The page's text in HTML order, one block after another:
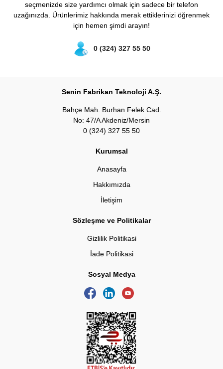
seçmenizde size yardımcı olmak için sadece bir telefon
uzağınızda. Ürünlerimiz hakkında merak ettiklerinizi öğrenmek
için hemen şimdi arayın!
0 (324) 327 55 50
Senin Fabrikan Teknoloji A.Ş.
Bahçe Mah. Burhan Felek Cad.
No: 47/A Akdeniz/Mersin
0 (324) 327 55 50
Kurumsal
Anasayfa
Hakkımızda
İletişim
Sözleşme ve Politikalar
Gizlilik Politikasi
İade Politikasi
Sosyal Medya